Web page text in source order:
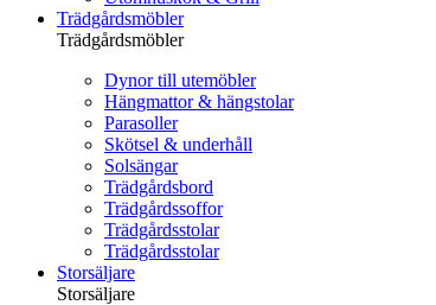
Trädgårdsmöbler
Trädgårdsmöbler
Dynor till utemöbler
Hängmattor & hängstolar
Parasoller
Skötsel & underhåll
Solsängar
Trädgårdsbord
Trädgårdssoffor
Trädgårdsstolar
Trädgårdsstolar
Storsäljare
Storsäljare